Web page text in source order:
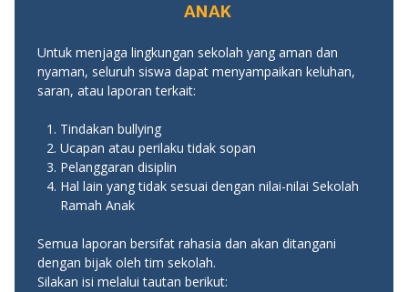
ANAK
Untuk menjaga lingkungan sekolah yang aman dan
nyaman, seluruh siswa dapat menyampaikan keluhan,
saran, atau laporan terkait:
Tindakan bullying
Ucapan atau perilaku tidak sopan
Pelanggaran disiplin
Hal lain yang tidak sesuai dengan nilai-nilai Sekolah
Ramah Anak
Semua laporan bersifat rahasia dan akan ditangani
dengan bijak oleh tim sekolah.
Silakan isi melalui tautan berikut: